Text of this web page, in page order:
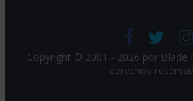
Copyright © 2001 - 2026 por Blade
derechos